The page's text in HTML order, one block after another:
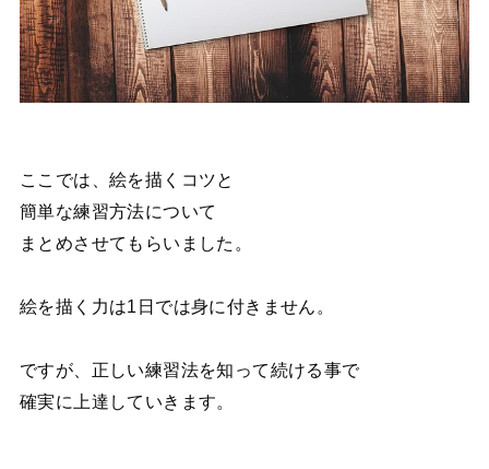
ここでは、絵を描くコツと
簡単な練習方法について
まとめさせてもらいました。
絵を描く力は1日では身に付きません。
ですが、正しい練習法を知って続ける事で
確実に上達していきます。